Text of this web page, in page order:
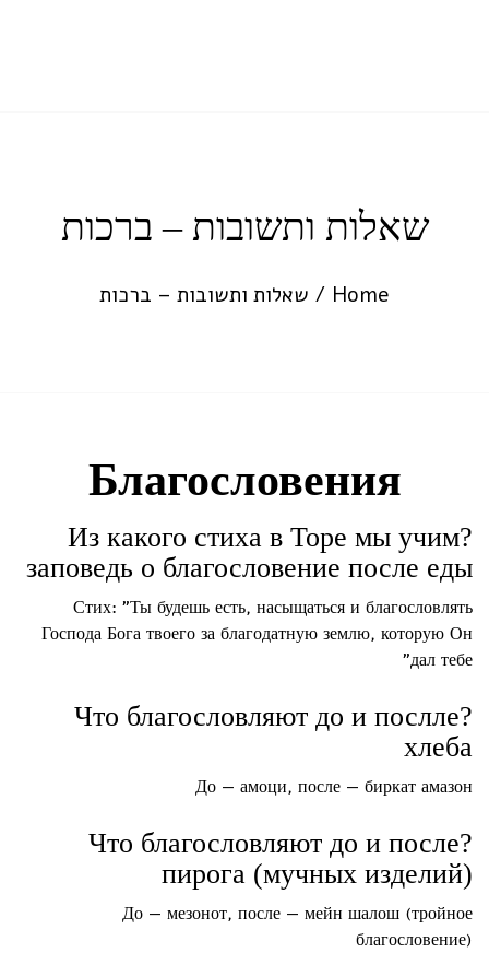
שאלות ותשובות – ברכות
Home
/ שאלות ותשובות – ברכות
Благословения
?Из какого стиха в Торе мы учим
заповедь о благословение после еды
Стих: "Ты будешь есть, насыщаться и благословлять
Господа Бога твоего за благодатную землю, которую Он
дал тебе"
?Что благословляют до и послле
хлеба
До — амоци, после — биркат амазон
?Что благословляют до и после
пирога (мучных изделий)
До — мезонот, после — мейн шалош (тройное
благословение)